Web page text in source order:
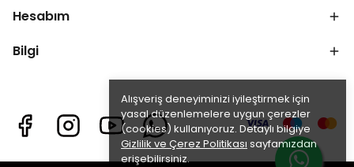
Alışveriş deneyiminizi iyileştirmek için
yasal düzenlemelere uygun çerezler
(cookies) kullanıyoruz. Detaylı bilgiye
Gizlilik ve Çerez Politikası sayfamızdan
erişebilirsiniz.
Hesabım
Bilgi